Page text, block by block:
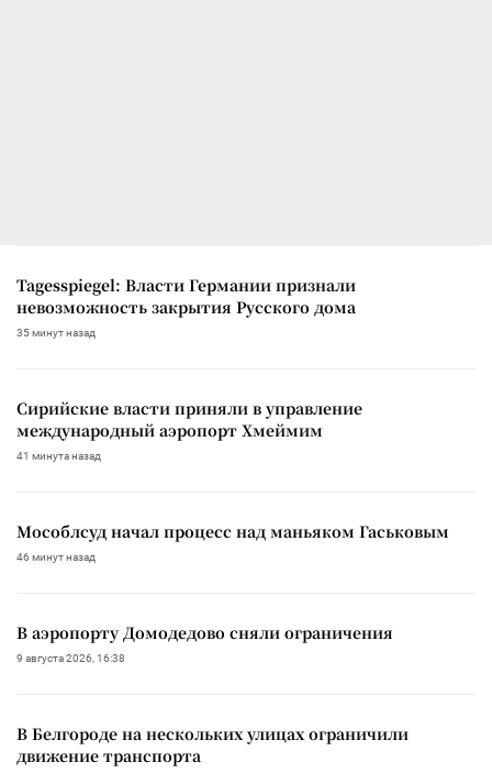
Tagesspiegel: Власти Германии признали
невозможность закрытия Русского дома
35 минут назад
Сирийские власти приняли в управление
международный аэропорт Хмеймим
41 минута назад
Мособлсуд начал процесс над маньяком Гаськовым
46 минут назад
В аэропорту Домодедово сняли ограничения
9 августа 2026, 16:38
В Белгороде на нескольких улицах ограничили
движение транспорта